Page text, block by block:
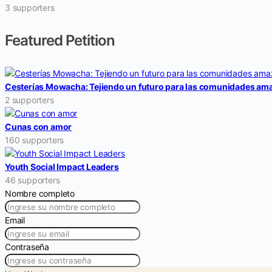
3 supporters
Featured Petition
Cesterías Mowacha: Tejiendo un futuro para las comunidades
2 supporters
Cunas con amor
160 supporters
Youth Social Impact Leaders
46 supporters
Nombre completo
Email
Contraseña